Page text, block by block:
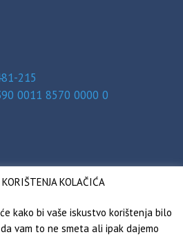
215
0011 8570 0000 0
(GDPR)KOLAČIĆA
kako bi vaše iskustvo korištenja bilo
vam to ne smeta ali ipak dajemo